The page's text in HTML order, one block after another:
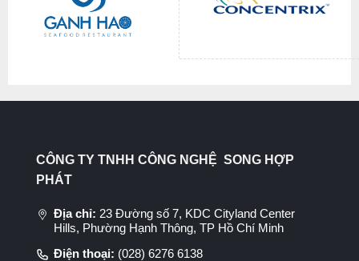
CÔNG TY TNHH CÔNG NGHỆ SONG HỢP
PHÁT
Địa chỉ: 23 Đường số 7, KDC Cityland Center
Hills, Phường Hạnh Thông, TP Hồ Chí Minh
Điện thoại: (028) 6276 6138